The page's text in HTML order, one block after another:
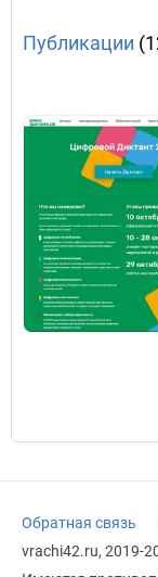
Публикации
Обратная связь
vrachi42.ru, 2019-